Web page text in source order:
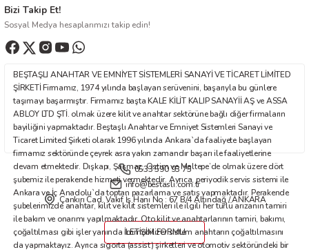
Ürün resmi kalitesiz, bozuk veya görüntülenemiyor.
Ürün açıklamasında eksik bilgiler bulunuyor.
Ürün bilgilerinde hatalar bulunuyor.
Bu ürüne benzer farklı alternatifler olmalı.
Gönder
Bizi Takip Et!
Sosyal Medya hesaplarımızı takip edin!
BEŞTAŞLI ANAHTAR VE EMNİYET SİSTEMLERİ SANAYİ VE TİCARET LİMİTED
ŞİRKETİ Firmamız, 1974 yılında başlayan serüvenini, başarıyla bu günlere
taşımayı başarmıştır. Firmamız başta KALE KİLİT KALIP SANAYİİ AŞ ve ASSA
ABLOY LTD ŞTİ. olmak üzere kilit ve anahtar sektörüne bağlı diğer firmaların
bayiliğini yapmaktadır. Beştaşlı Anahtar ve Emniyet Sistemleri Sanayi ve
Ticaret Limited Şirketi olarak 1996 yılında Ankara`da faaliyete başlayan
firmamız sektöründe çeyrek asra yakın zamandır başarı ile faaliyetlerine
devam etmektedir. Dışkapı, Şaşmaz, Ostim ve Maltepe’de olmak üzere dört
şubemiz ile perakende hizmeti vermektedir. Ayrıca, periyodik servis sistemi ile
Ankara ve İç Anadolu`da toptan pazarlama ve satış yapmaktadır. Perakende
şubelerimizde anahtar, kilit ve kilit sistemleri ile ilgili her türlü arızanın tamiri
ile bakım ve onarımı yapılmaktadır. Oto kilit ve anahtarlarının tamiri, bakımı,
çoğaltılması gibi işler yanında immobilizer sistem anahtarın çoğaltılmasını
da yapmaktayız. Ayrıca sigorta (assist) şirketleri ve otomotiv sektöründeki bir
0533 590 93 75
info@bestasli.com.tr
Çankırı Cad. Vakıf İş Hanı No : 67 B/4 Altındağ / ANKARA
İLETİŞİM FORMU